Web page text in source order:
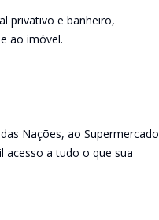
privativo e banheiro,
ao imóvel.
Nações, ao Supermercado
acesso a tudo o que sua